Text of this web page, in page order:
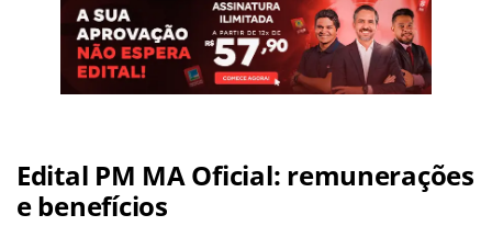
Edital PM MA Oficial: remunerações
e benefícios